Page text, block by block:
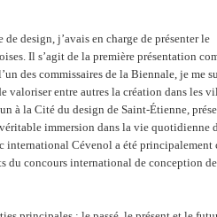
design, j’avais en charge de présenter le
Il s’agit de la première présentation
des commissaires de la Biennale, je me
valoriser entre autres la création dans les
à la Cité du design de Saint-Étienne,
immersion dans la vie quotidienne
international Cévenol a été principalement
du concours international de conception